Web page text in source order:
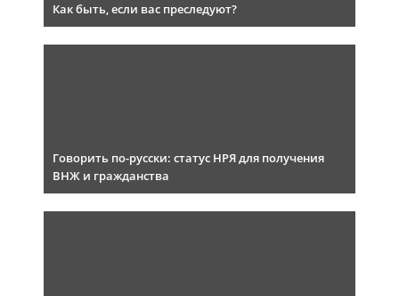
Как быть, если вас преследуют?
Говорить по-русски: статус НРЯ для получения
ВНЖ и гражданства